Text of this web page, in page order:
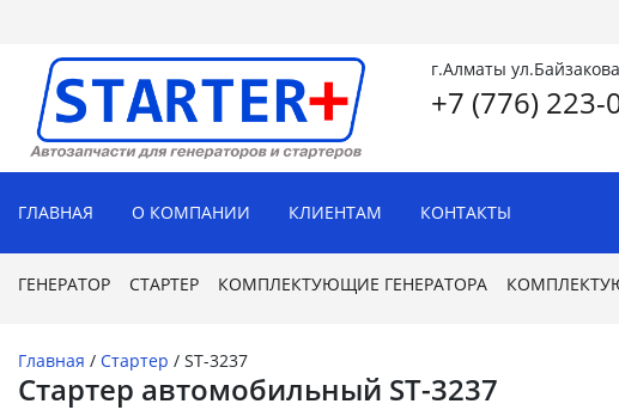
г.Алматы
+7 (776) 223-
ГЛАВНАЯ О КОМПАНИИ КЛИЕНТАМ КОНТАКТЫ
ГЕНЕРАТОР СТАРТЕР КОМПЛЕКТУЮЩИЕ ГЕНЕРАТОРА
Главная / Стартер / ST-3237
Стартер автомобильный ST-3237